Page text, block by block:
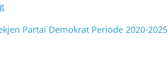
Partai Demokrat Periode 2020-2025